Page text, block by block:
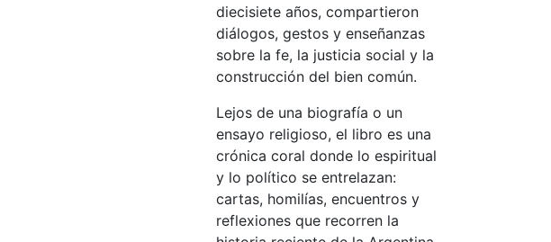
diecisiete años, compartieron
diálogos, gestos y enseñanzas
sobre la fe, la justicia social y la
construcción del bien común.
Lejos de una biografía o un
ensayo religioso, el libro es una
crónica coral donde lo espiritual
y lo político se entrelazan:
cartas, homilías, encuentros y
reflexiones que recorren la